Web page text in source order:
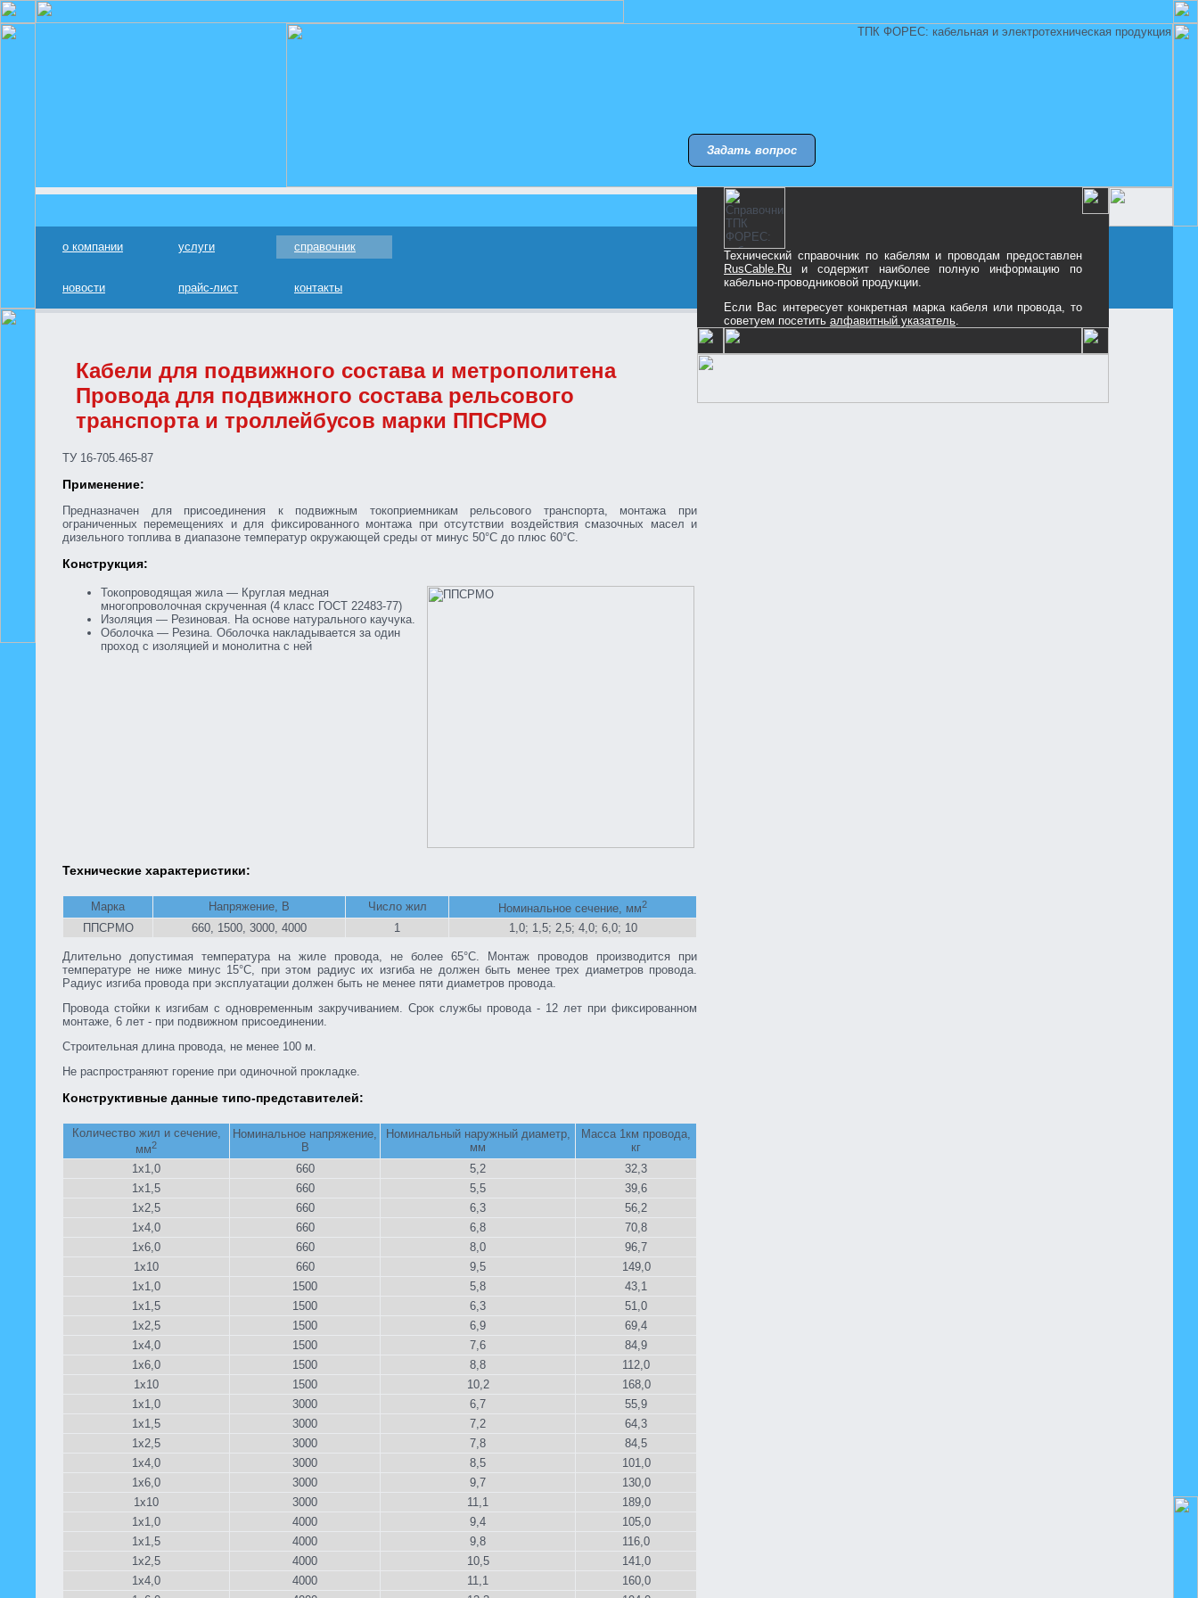
Задать вопрос
о компании услуги справочник
новости прайс-лист контакты
Кабели для подвижного состава и метрополитена
Провода для подвижного состава рельсового
транспорта и троллейбусов марки ППСРМО
ТУ 16-705.465-87
Применение:
Предназначен для присоединения к подвижным токоприемникам рельсового транспорта, монтажа при
ограниченных перемещениях и для фиксированного монтажа при отсутствии воздействия смазочных масел и
дизельного топлива в диапазоне температур окружающей среды от минус 50°С до плюс 60°С.
Конструкция:
Токопроводящая жила — Круглая медная
многопроволочная скрученная (4 класс ГОСТ 22483-77)
Изоляция — Резиновая. На основе натурального каучука.
Оболочка — Резина. Оболочка накладывается за один
проход с изоляцией и монолитна с ней
Технические характеристики:
Марка Напряжение, В Число жил Номинальное сечение, мм2
ППСРМО 660, 1500, 3000, 4000 1 1,0; 1,5; 2,5; 4,0; 6,0; 10
Длительно допустимая температура на жиле провода, не более 65°С. Монтаж проводов производится при
температуре не ниже минус 15°С, при этом радиус их изгиба не должен быть менее трех диаметров провода.
Радиус изгиба провода при эксплуатации должен быть не менее пяти диаметров провода.
Провода стойки к изгибам с одновременным закручиванием. Срок службы провода - 12 лет при фиксированном
монтаже, 6 лет - при подвижном присоединении.
Строительная длина провода, не менее 100 м.
Не распространяют горение при одиночной прокладке.
Конструктивные данные типо-представителей:
Количество жил и сечение,
мм2
Номинальное напряжение,
В
Номинальный наружный диаметр,
мм
Масса 1км провода,
кг
1х1,0
660 5,2
32,3
1х1,5
660 5,5
39,6
1х2,5
660 6,3
56,2
1х4,0
660 6,8
70,8
1х6,0
660 8,0
96,7
1х10
660 9,5
149,0
1х1,0
1500 5,8
43,1
1х1,5
1500 6,3
51,0
1х2,5
1500 6,9
69,4
1х4,0
1500 7,6
84,9
1х6,0
1500 8,8
112,0
1х10
1500 10,2
168,0
1х1,0
3000 6,7
55,9
1х1,5
3000 7,2
64,3
1х2,5
3000 7,8
84,5
1х4,0
3000 8,5
101,0
1х6,0
3000 9,7
130,0
1х10
3000 11,1
189,0
1х1,0
4000 9,4
105,0
1х1,5
4000 9,8
116,0
1х2,5
4000 10,5
141,0
1х4,0
4000 11,1
160,0
Технический справочник по кабелям и проводам предоставлен
RusCable.Ru и содержит наиболее полную информацию по
кабельно-проводниковой продукции.
Если Вас интересует конкретная марка кабеля или провода, то
советуем посетить алфавитный указатель.